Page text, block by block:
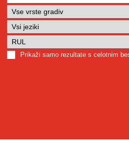
Prikaži samo rezultate s celotnim